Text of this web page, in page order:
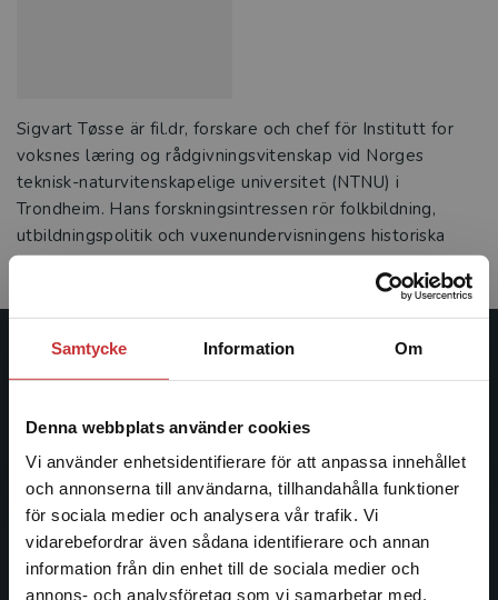
Samtycke Information Om
Denna webbplats använder cookies
Vi använder enhetsidentifierare för att anpassa innehållet
och annonserna till användarna, tillhandahålla funktioner
för sociala medier och analysera vår trafik. Vi
vidarebefordrar även sådana identifierare och annan
information från din enhet till de sociala medier och
annons- och analysföretag som vi samarbetar med.
Begränsad fraktregion
Sigvart Tøsse är fil.dr, forskare och chef för Institutt for
voksnes læring og rådgivningsvitenskap vid Norges
teknisk-naturvitenskapelige universitet (NTNU) i
Trondheim. Hans forskningsintressen rör folkbildning,
utbildningspolitik och vuxenundervisningens historiska
utveckling.
Studentlitteratur
Studentlitteratur grundades 1963 och är idag Sveriges
ledande utbildningsförlag. Med läromedel, kurslitteratur,
facklitteratur, utbildningar och digitala
informationstjänster i utbudet, finns Studentlitteratur med
längs hela kunskapsresan.
Kontakta oss